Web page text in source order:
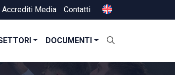
Accrediti Media Contatti
DOCUMENTI